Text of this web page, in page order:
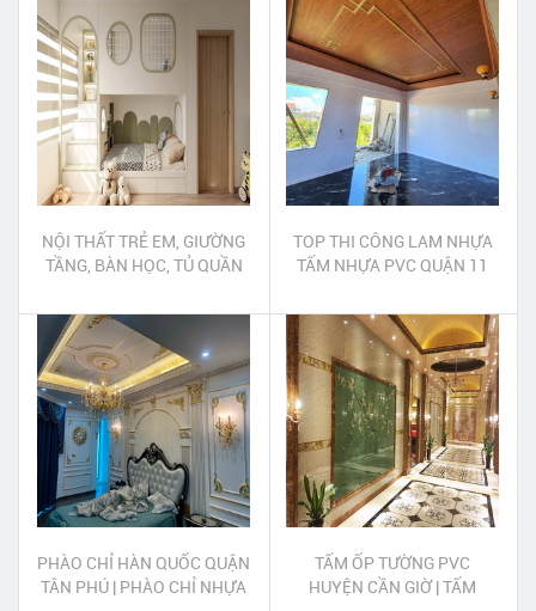
NỘI THẤT TRẺ EM, GIƯỜNG
TẦNG, BÀN HỌC, TỦ QUẦN
TOP THI CÔNG LAM NHỰA
TẤM NHỰA PVC QUẬN 11
PHÀO CHỈ HÀN QUỐC QUẬN
TÂN PHÚ | PHÀO CHỈ NHỰA
TẤM ỐP TƯỜNG PVC
HUYỆN CẦN GIỜ | TẤM